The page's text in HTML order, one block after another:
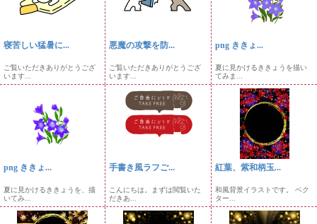
寝苦しい猛暑に...
ご覧いただきありがとうござ
います...
悪魔の攻撃を防...
ご覧いただきありがとうござ
います...
png ききょ...
夏に見かけるききょうを描い
てみま...
png ききょ...
夏に見かけるききょうを、描
いてみ...
手書き風ラフご...
こんにちは。まずは閲覧いた
だきあ...
紅葉、紫和柄玉...
和風背景イラストです。 ベク
ター...